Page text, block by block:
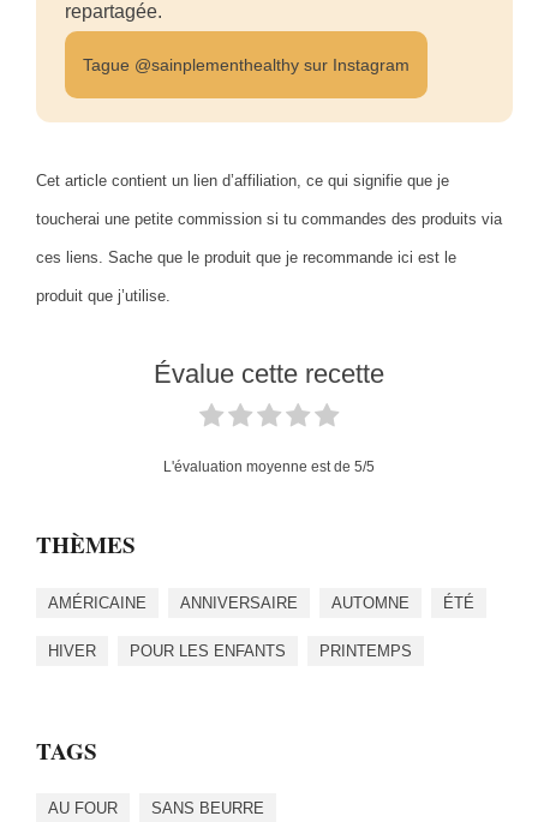
repartagée.
Tague @sainplementhealthy sur Instagram
Cet article contient un lien d’affiliation, ce qui signifie que je
toucherai une petite commission si tu commandes des produits via
ces liens. Sache que le produit que je recommande ici est le
produit que j’utilise.
Évalue cette recette
L'évaluation moyenne est de 5/5
THÈMES
AMÉRICAINE ANNIVERSAIRE AUTOMNE ÉTÉ
HIVER POUR LES ENFANTS PRINTEMPS
TAGS
AU FOUR SANS BEURRE